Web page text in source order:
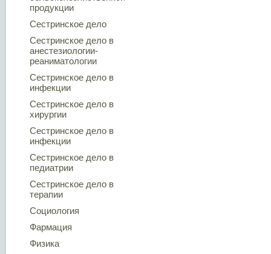
продукции
Сестринское дело
Сестринское дело в
анестезиологии-
реаниматологии
Сестринское дело в
инфекции
Сестринское дело в
хирургии
Сестринское дело в
инфекции
Сестринское дело в
педиатрии
Сестринское дело в
терапии
Социология
Фармация
Физика